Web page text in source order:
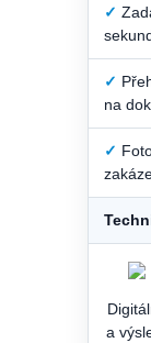
✓
✓
na
✓
a